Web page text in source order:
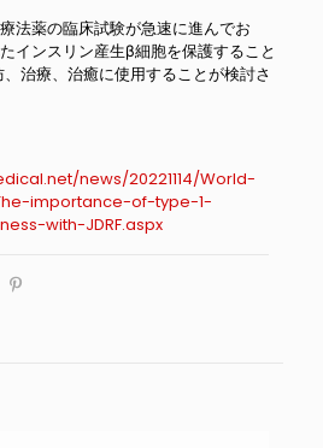
法薬の臨床試験が急速に進んでお
インスリン産生β細胞を保護すること
治療、治癒に使用することが検討さ
news/20221114/World-
importance-of-type-1-
with-JDRF.aspx